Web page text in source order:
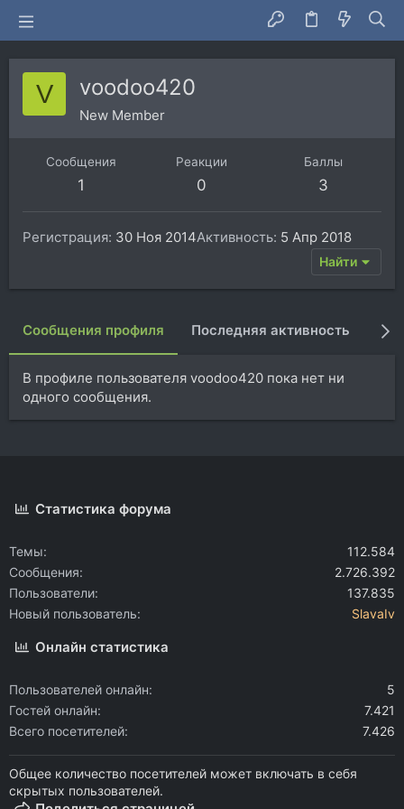
V voodoo420
New Member
Сообщения
1
Реакции
0
Баллы
3
Регистрация 30 Ноя 2014Активность 5 Апр 2018
Найти
Сообщения профиля Последняя активность
В профиле пользователя voodoo420 пока нет ни
одного сообщения.
Статистика форума
Темы
112.584
Сообщения
2.726.392
Пользователи
137.835
Новый пользователь
SlavaIv
Онлайн статистика
Пользователей онлайн
5
Гостей онлайн
7.421
Всего посетителей
7.426
Общее количество посетителей может включать в себя
скрытых пользователей.